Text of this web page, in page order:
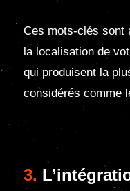
Ces mots-clés sont
la localisation de
qui produisent la
considérés comme
3.